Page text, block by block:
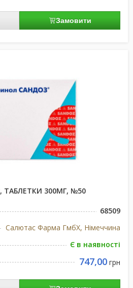
Замовити
300МГ, №50
68509
Салютас Фарма ГмбХ, Німеччина
Є в наявності
747,00 грн